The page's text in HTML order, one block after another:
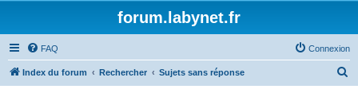
forum.labynet.fr
FAQ Connexion
Index du forum Rechercher Sujets sans réponse